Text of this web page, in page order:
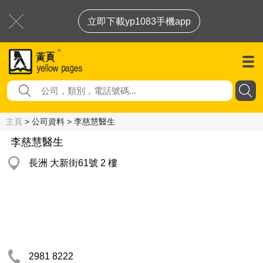
立即下載yp1083手機app
主頁 > 公司資料 > 李慈慧醫生
李慈慧醫生
長洲 大新街61號 2 樓
2981 8222